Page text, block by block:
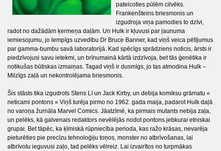
pateicoties pūlēm cilvēks.
Frankenšteins briesmonis un
izgudroja viņa pamodies to dzīvi,
radot no dažādām ķermeņa daļām. Un Hulk ir kļuvusi par ļaunuma
iemiesojumu, jo lempīgs uzvedību Dr Bruce Banner, kad viņš veica pētījumus
par gamma-bumbu savā laboratorijā. Kad spēcīgs sprādziens noticis, ārsts ir
piedzīvojusi savu ietekmi, un brīnumainā kārtā izdzīvoja, bet tās ģenētika ir
notikušas būtiskas izmaiņas. Tagad viņš ir dusmīgs, jo tas atmodina Hulk –
Milzīgs zaļā un nekontrolējama briesmonis.
Šis stāsts tika izgudrots Stens Lī un Jack Kirby, un debija komiksu grāmatu «
neticami pontons » Viņš turēja pirmo no 1962. gada maija, padarot Hulk daļā
no varoņa žurnāla Marvel Comics. Jāatzīmē, ka pirmais mutants nebija zaļa,
un pelēks, kā galvenais redaktors nevēlējās nodot pontons jebkurai etniskai
grupai. Bet tāpēc, ka ķīmiskā rūpniecība perioda, kas ražo krāsas, nevarēja
pieturēties pie precīzu tehnoloģiju toņos, monster no atbrīvošanas, lai
atbrīvotu ieguvusi zaļo, tad pelēks vēlreiz. Lai izvairītos no turpmākas